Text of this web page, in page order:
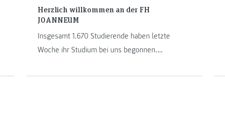
Herzlich willkommen an der FH
JOANNEUM
Insgesamt 1.670 Studierende haben letzte
Woche ihr Studium bei uns begonnen.